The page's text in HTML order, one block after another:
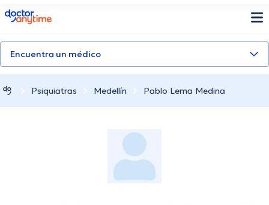
doctoranytime
Encuentra un médico
Psiquiatras Medellín Pablo Lema Medina